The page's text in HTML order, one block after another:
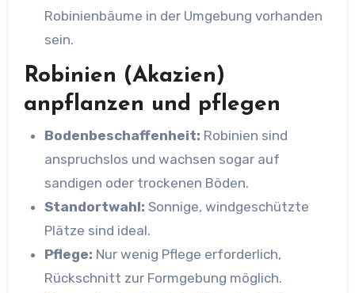
Robinienbäume in der Umgebung vorhanden
sein.
Robinien (Akazien)
anpflanzen und pflegen
Bodenbeschaffenheit: Robinien sind
anspruchslos und wachsen sogar auf
sandigen oder trockenen Böden.
Standortwahl: Sonnige, windgeschützte
Plätze sind ideal.
Pflege: Nur wenig Pflege erforderlich,
Rückschnitt zur Formgebung möglich.